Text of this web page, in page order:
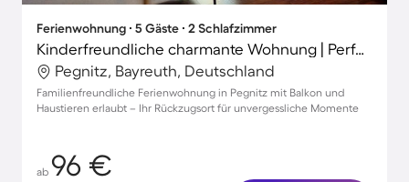
Ferienwohnung ∙ 5 Gäste ∙ 2 Schlafzimmer
Kinderfreundliche charmante Wohnung | Perfekt für die Arbeit von Zuhause | Haustiere sind willkommen
Pegnitz, Bayreuth, Deutschland
Familienfreundliche Ferienwohnung in Pegnitz mit Balkon und
Haustieren erlaubt – Ihr Rückzugsort für unvergessliche Momente
ab 96 €